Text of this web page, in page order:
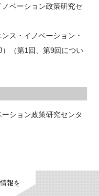
ベーション政策研究セ
ス・イノベーション・
（第1回、第9回につい
ション政策研究センタ
報を